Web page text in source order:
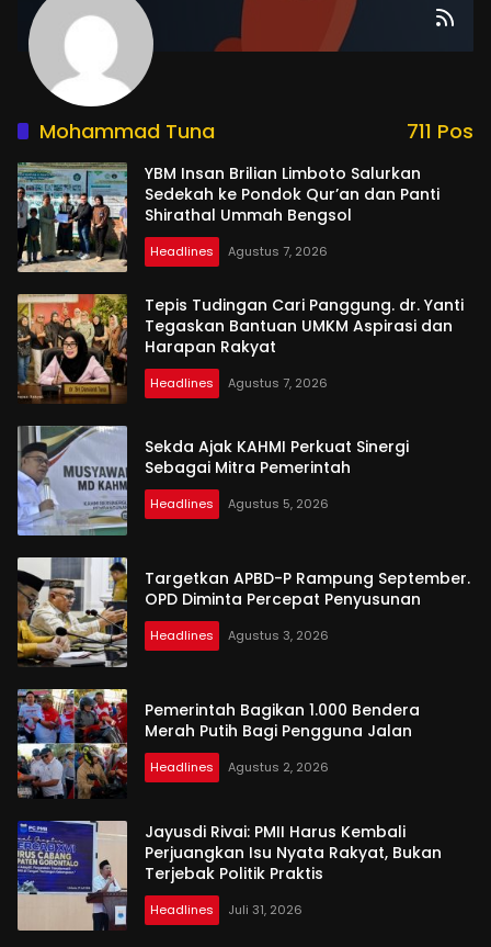
Mohammad Tuna 711 Pos
YBM Insan Brilian Limboto Salurkan
Sedekah ke Pondok Qur’an dan Panti
Shirathal Ummah Bengsol
Headlines Agustus 7, 2026
Tepis Tudingan Cari Panggung. dr. Yanti
Tegaskan Bantuan UMKM Aspirasi dan
Harapan Rakyat
Headlines Agustus 7, 2026
Sekda Ajak KAHMI Perkuat Sinergi
Sebagai Mitra Pemerintah
Headlines Agustus 5, 2026
Targetkan APBD-P Rampung September.
OPD Diminta Percepat Penyusunan
Headlines Agustus 3, 2026
Pemerintah Bagikan 1.000 Bendera
Merah Putih Bagi Pengguna Jalan
Headlines Agustus 2, 2026
Jayusdi Rivai: PMII Harus Kembali
Perjuangkan Isu Nyata Rakyat, Bukan
Terjebak Politik Praktis
Headlines Juli 31, 2026